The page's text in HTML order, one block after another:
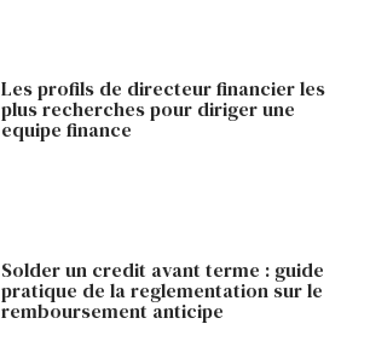
Les profils de directeur financier les
plus recherches pour diriger une
equipe finance
Solder un credit avant terme : guide
pratique de la reglementation sur le
remboursement anticipe